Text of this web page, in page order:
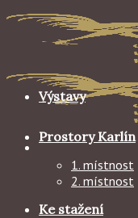
Skip
content
Výstavy
Prostory Karlín
1. místnost
2. místnost
Ke stažení